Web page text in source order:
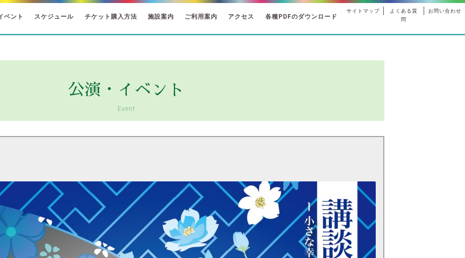
公演・イベント
Event
ベント スケジュール チケット購入方法 施設案内 ご利用案内 アクセス 各種PDFのダウンロード
サイトマップ
よくある質
問
お問い合わせ